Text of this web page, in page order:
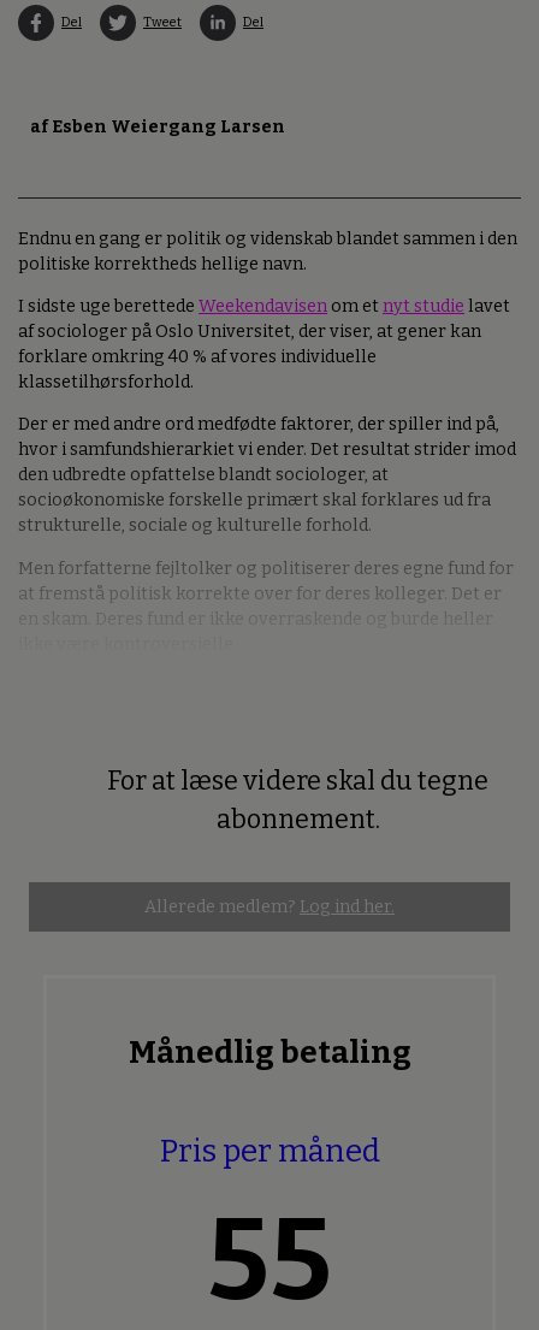
Del Tweet Del
af Esben Weiergang Larsen
Endnu en gang er politik og videnskab blandet sammen i den
politiske korrektheds hellige navn.
I sidste uge berettede Weekendavisen om et nyt studie lavet
af sociologer på Oslo Universitet, der viser, at gener kan
forklare omkring 40 % af vores individuelle
klassetilhørsforhold.
Der er med andre ord medfødte faktorer, der spiller ind på,
hvor i samfundshierarkiet vi ender. Det resultat strider imod
den udbredte opfattelse blandt sociologer, at
socioøkonomiske forskelle primært skal forklares ud fra
strukturelle, sociale og kulturelle forhold.
Men forfatterne fejltolker og politiserer deres egne fund for
at fremstå politisk korrekte over for deres kolleger. Det er
en skam. Deres fund er ikke overraskende og burde heller
For at læse videre skal du tegne
abonnement.
Allerede medlem? Log ind her.
Månedlig betaling
Pris per måned
55